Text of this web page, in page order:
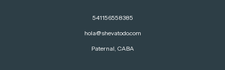
541156558385
hola@shevatodo.com
Paternal, CABA